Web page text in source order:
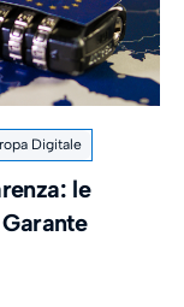
Digitale
le